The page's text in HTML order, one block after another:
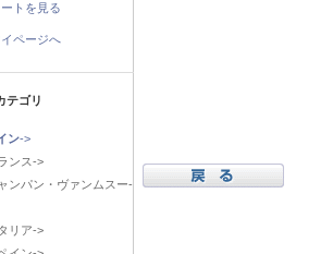
ートを見る
イページへ
ゴリ
ン->
ンス->
ンパン・ヴァンムスー-
リア->